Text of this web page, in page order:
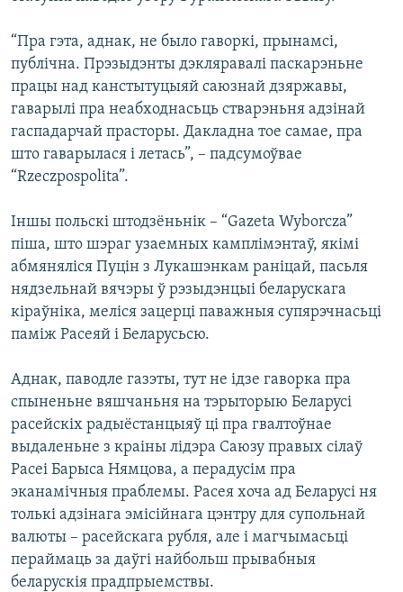
“Пра гэта, аднак, не было гаворкі, прынамсі,
публічна. Прэзыдэнты дэкляравалі паскарэньне
працы над канстытуцыяй саюзнай дзяржавы,
гаварылі пра неабходнасьць стварэньня адзінай
гаспадарчай прасторы. Дакладна тое самае, пра
што гаварылася і летась”, – падсумоўвае
“Rzeczpospolita”.
Іншы польскі штодзёньнік – “Gazeta Wyborcza”
піша, што шэраг узаемных камплімэнтаў, якімі
абмяняліся Пуцін з Лукашэнкам раніцай, пасьля
нядзельнай вячэры ў рэзыдэнцыі беларускага
кіраўніка, меліся зацерці паважныя супярэчнасьці
паміж Расеяй і Беларусьсю.
Аднак, паводле газэты, тут не ідзе гаворка пра
спыненьне вяшчаньня на тэрыторыю Беларусі
расейскіх радыёстанцыяў ці пра гвалтоўнае
выдаленьне з краіны лідэра Саюзу правых сілаў
Расеі Барыса Нямцова, а перадусім пра
эканамічныя праблемы. Расея хоча ад Беларусі ня
толькі адзінага эмісійнага цэнтру для супольнай
валюты – расейскага рубля, але і магчымасьці
пераймаць за даўгі найбольш прывабныя
беларускія прадпрыемствы.